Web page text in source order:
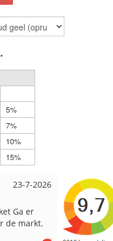
5%
7%
10%
15%
23-7-2026
Ga er
de markt.
Hilde uit
Reeds
de service.